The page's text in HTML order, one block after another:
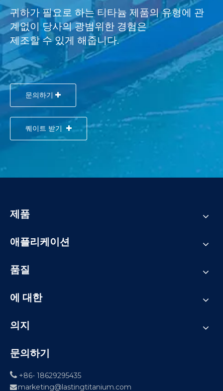
귀하가 필요로 하는 티타늄 제품의 유형에 관
계없이 당사의 광범위한 경험은
제조할 수 있게 해줍니다.
문의하기
퀘이트 받기
제품
애플리케이션
품질
에 대한
의지
문의하기
 +86- 18629295435
 marketing@lastingtitanium.com